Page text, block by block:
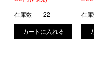
在庫数 22 在